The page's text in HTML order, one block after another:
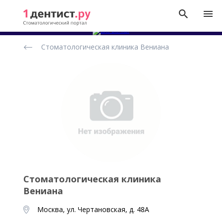
стоматологических
Стоматологическая клиника Вениана
Стоматологическая клиника
Вениана
Москва, ул. Чертановская, д. 48А